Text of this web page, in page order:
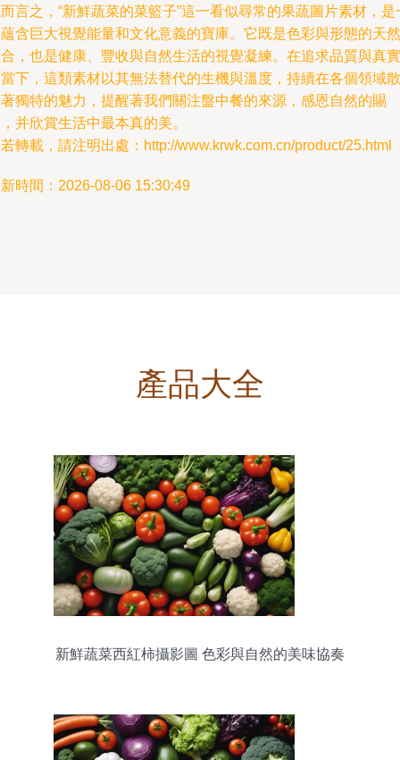
言之，“新鮮蔬菜的菜籃子”這一看似尋常的果蔬圖片素材，是
含巨大視覺能量和文化意義的寶庫。它既是色彩與形態的天然
，也是健康、豐收與自然生活的視覺凝練。在追求品質與真實
下，這類素材以其無法替代的生機與溫度，持續在各個領域散
獨特的魅力，提醒著我們關注盤中餐的來源，感恩自然的賜
并欣賞生活中最本真的美。
轉載，請注明出處：http://www.krwk.com.cn/product/25.html
時間：2026-08-06 15:30:49
產品大全
新鮮蔬菜西紅柿攝影圖 色彩與自然的美味協奏